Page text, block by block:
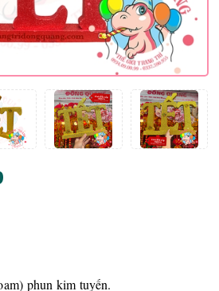
phun kim tuyến.